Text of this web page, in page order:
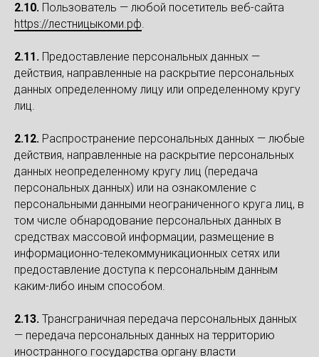
2.10. Пользователь — любой посетитель веб-сайта
https://лестницыкоми.рф.
2.11. Предоставление персональных данных —
действия, направленные на раскрытие персональных
данных определенному лицу или определенному кругу
лиц.
2.12. Распространение персональных данных — любые
действия, направленные на раскрытие персональных
данных неопределенному кругу лиц (передача
персональных данных) или на ознакомление с
персональными данными неограниченного круга лиц, в
том числе обнародование персональных данных в
средствах массовой информации, размещение в
информационно-телекоммуникационных сетях или
предоставление доступа к персональным данным
каким-либо иным способом.
2.13. Трансграничная передача персональных данных
— передача персональных данных на территорию
иностранного государства органу власти